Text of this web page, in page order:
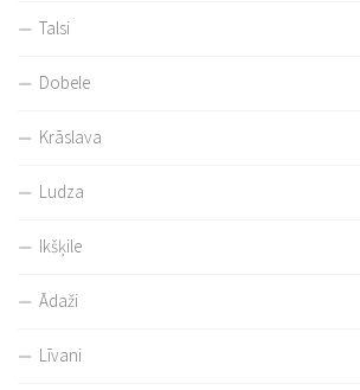
Talsi
Dobele
Krāslava
Ludza
Ikšķile
Ādaži
Līvani